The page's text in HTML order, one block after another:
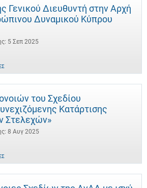
Γενικού Διευθυντή στην Αρχή
Δυναμικού Κύπρου
5 Σεπ 2025
του Σχεδίου
Κατάρτισης
Στελεχών»
8 Αυγ 2025